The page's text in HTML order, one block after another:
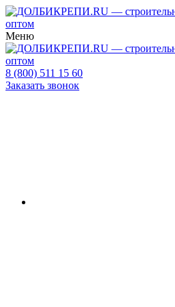
Меню
8 (800) 511 15 60
Заказать звонок